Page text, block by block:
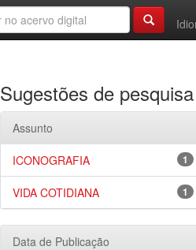
Sugestões de pesquisa
Assunto
1
ICONOGRAFIA
1
VIDA COTIDIANA
Data de Publicação